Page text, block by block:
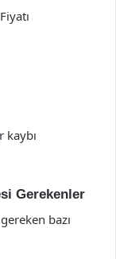
kaybı
Gerekenler
bazı